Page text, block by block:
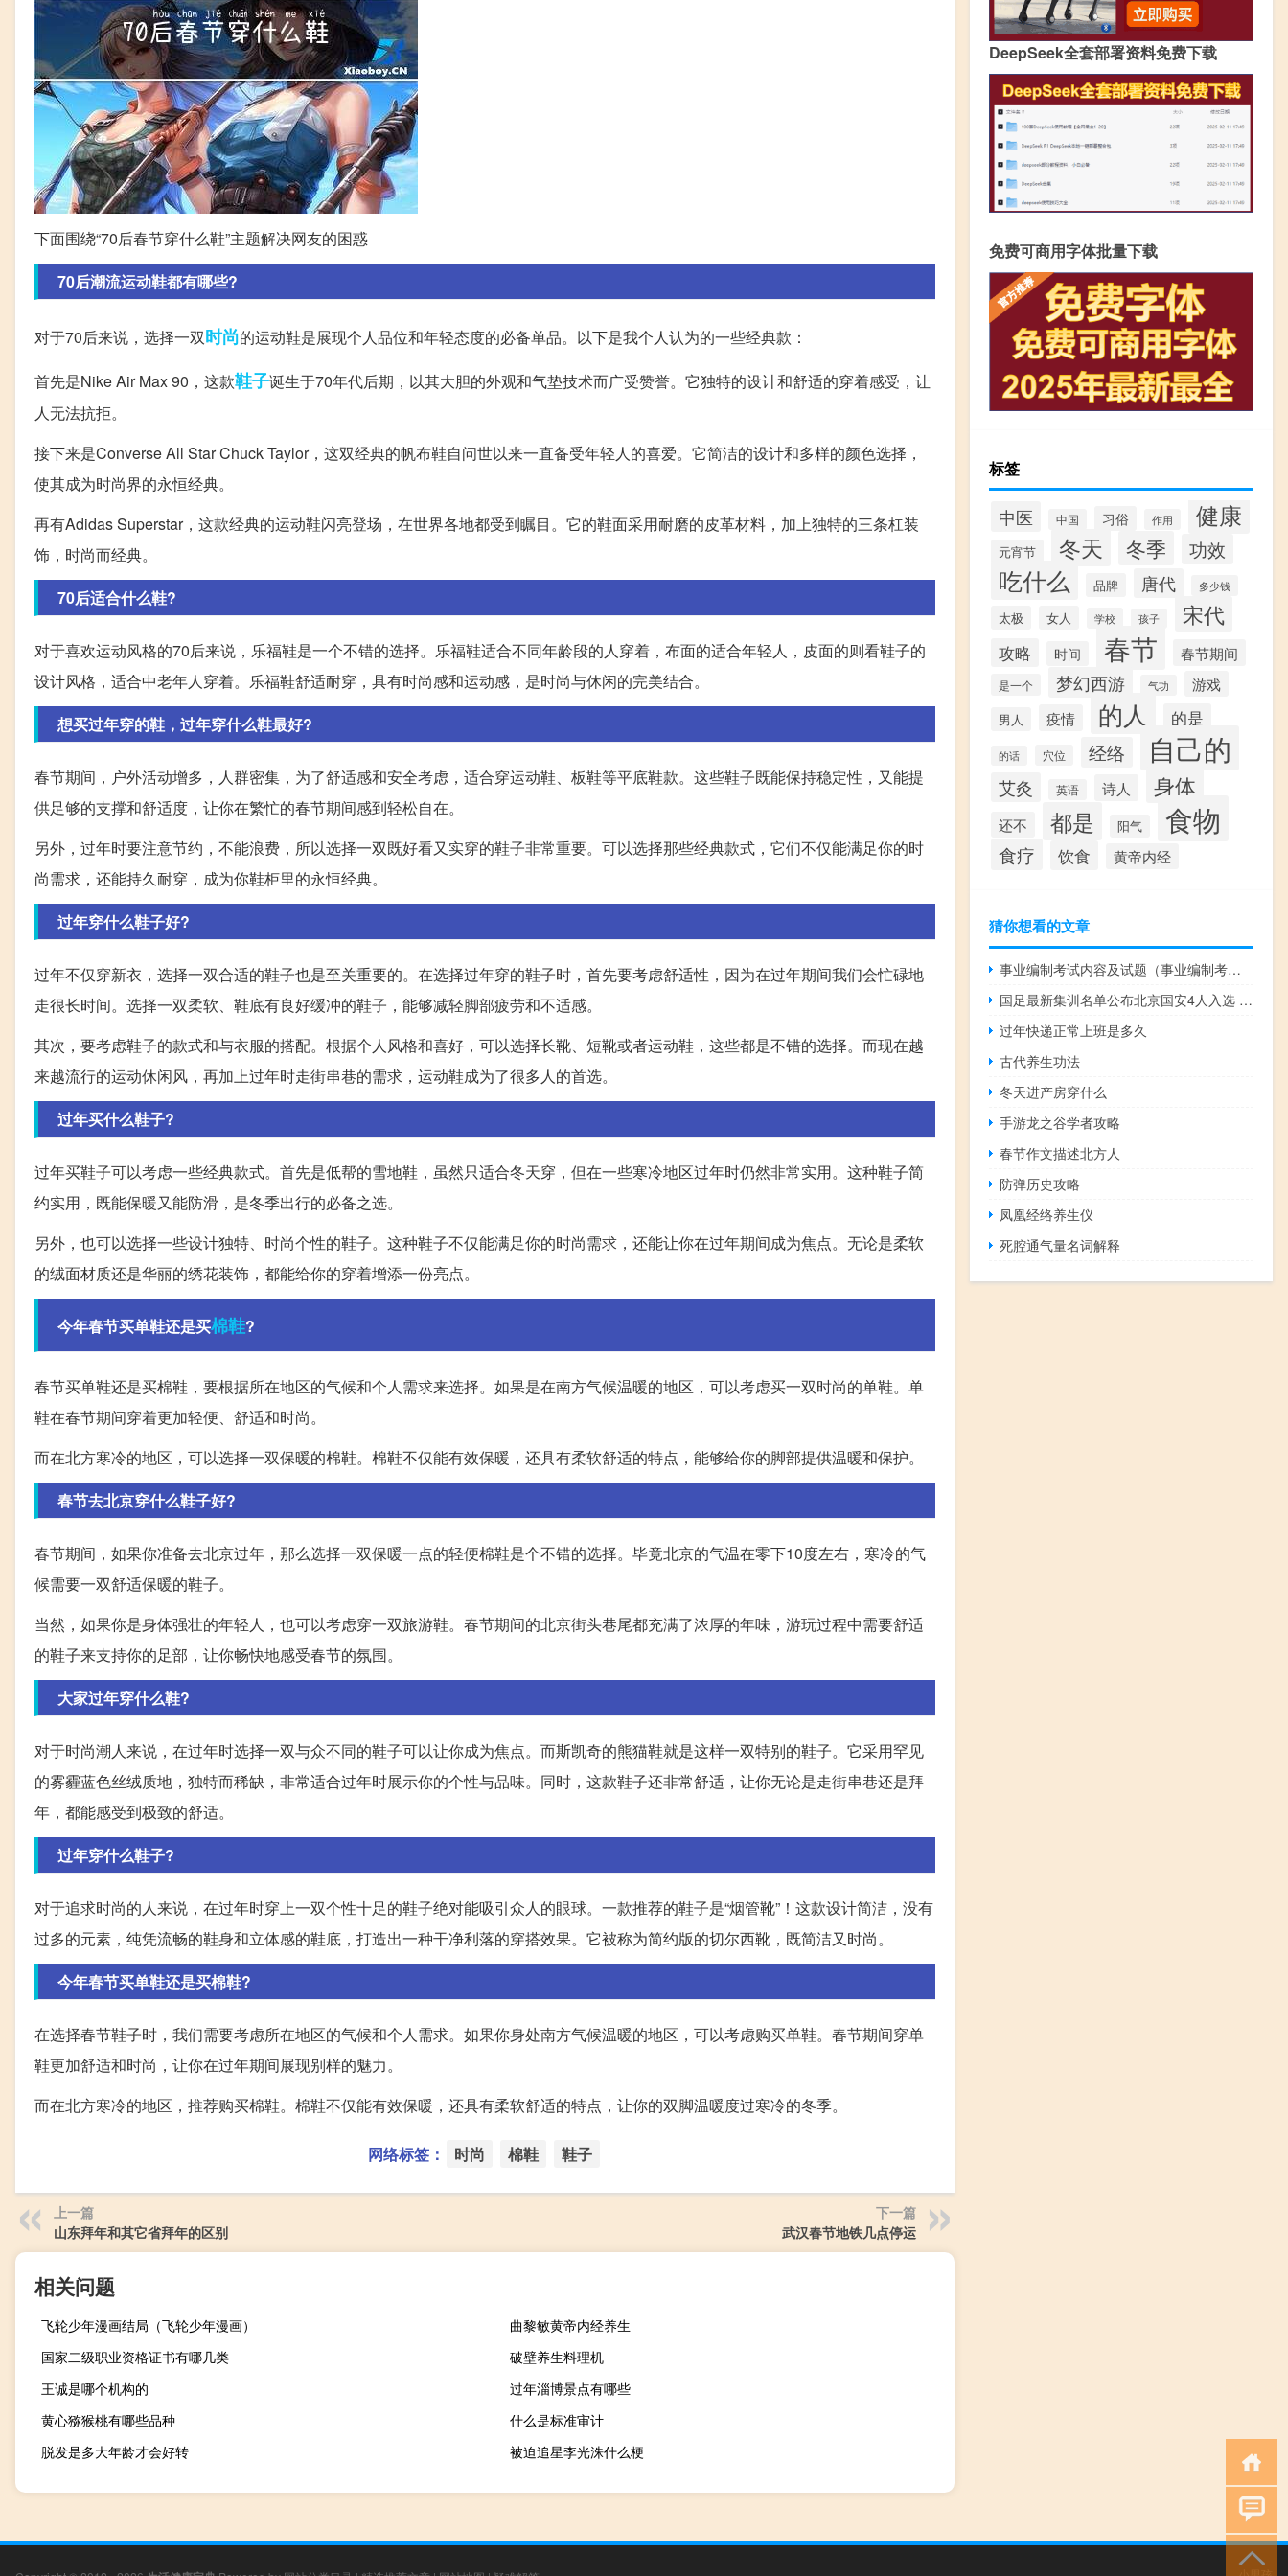
下面围绕“70后春节穿什么鞋”主题解决网友的困惑
70后潮流运动鞋都有哪些?
对于70后来说，选择一双时尚的运动鞋是展现个人品位和年轻态度的必备单品。以下是我个人认为的一些经典款：
首先是Nike Air Max 90，这款鞋子诞生于70年代后期，以其大胆的外观和气垫技术而广受赞誉。它独特的设计和舒适的穿着感受，让
人无法抗拒。
接下来是Converse All Star Chuck Taylor，这双经典的帆布鞋自问世以来一直备受年轻人的喜爱。它简洁的设计和多样的颜色选择，
使其成为时尚界的永恒经典。
再有Adidas Superstar，这款经典的运动鞋闪亮登场，在世界各地都受到瞩目。它的鞋面采用耐磨的皮革材料，加上独特的三条杠装
饰，时尚而经典。
70后适合什么鞋?
对于喜欢运动风格的70后来说，乐福鞋是一个不错的选择。乐福鞋适合不同年龄段的人穿着，布面的适合年轻人，皮面的则看鞋子的
设计风格，适合中老年人穿着。乐福鞋舒适耐穿，具有时尚感和运动感，是时尚与休闲的完美结合。
想买过年穿的鞋，过年穿什么鞋最好?
春节期间，户外活动增多，人群密集，为了舒适感和安全考虑，适合穿运动鞋、板鞋等平底鞋款。这些鞋子既能保持稳定性，又能提
供足够的支撑和舒适度，让你在繁忙的春节期间感到轻松自在。
另外，过年时要注意节约，不能浪费，所以选择一双既好看又实穿的鞋子非常重要。可以选择那些经典款式，它们不仅能满足你的时
尚需求，还能持久耐穿，成为你鞋柜里的永恒经典。
过年穿什么鞋子好?
过年不仅穿新衣，选择一双合适的鞋子也是至关重要的。在选择过年穿的鞋子时，首先要考虑舒适性，因为在过年期间我们会忙碌地
走很长时间。选择一双柔软、鞋底有良好缓冲的鞋子，能够减轻脚部疲劳和不适感。
其次，要考虑鞋子的款式和与衣服的搭配。根据个人风格和喜好，可以选择长靴、短靴或者运动鞋，这些都是不错的选择。而现在越
来越流行的运动休闲风，再加上过年时走街串巷的需求，运动鞋成为了很多人的首选。
过年买什么鞋子?
过年买鞋子可以考虑一些经典款式。首先是低帮的雪地鞋，虽然只适合冬天穿，但在一些寒冷地区过年时仍然非常实用。这种鞋子简
约实用，既能保暖又能防滑，是冬季出行的必备之选。
另外，也可以选择一些设计独特、时尚个性的鞋子。这种鞋子不仅能满足你的时尚需求，还能让你在过年期间成为焦点。无论是柔软
的绒面材质还是华丽的绣花装饰，都能给你的穿着增添一份亮点。
今年春节买单鞋还是买棉鞋?
春节买单鞋还是买棉鞋，要根据所在地区的气候和个人需求来选择。如果是在南方气候温暖的地区，可以考虑买一双时尚的单鞋。单
鞋在春节期间穿着更加轻便、舒适和时尚。
而在北方寒冷的地区，可以选择一双保暖的棉鞋。棉鞋不仅能有效保暖，还具有柔软舒适的特点，能够给你的脚部提供温暖和保护。
春节去北京穿什么鞋子好?
春节期间，如果你准备去北京过年，那么选择一双保暖一点的轻便棉鞋是个不错的选择。毕竟北京的气温在零下10度左右，寒冷的气
候需要一双舒适保暖的鞋子。
当然，如果你是身体强壮的年轻人，也可以考虑穿一双旅游鞋。春节期间的北京街头巷尾都充满了浓厚的年味，游玩过程中需要舒适
的鞋子来支持你的足部，让你畅快地感受春节的氛围。
大家过年穿什么鞋?
对于时尚潮人来说，在过年时选择一双与众不同的鞋子可以让你成为焦点。而斯凯奇的熊猫鞋就是这样一双特别的鞋子。它采用罕见
的雾霾蓝色丝绒质地，独特而稀缺，非常适合过年时展示你的个性与品味。同时，这款鞋子还非常舒适，让你无论是走街串巷还是拜
年，都能感受到极致的舒适。
过年穿什么鞋子?
对于追求时尚的人来说，在过年时穿上一双个性十足的鞋子绝对能吸引众人的眼球。一款推荐的鞋子是“烟管靴”！这款设计简洁，没有
过多的元素，纯凭流畅的鞋身和立体感的鞋底，打造出一种干净利落的穿搭效果。它被称为简约版的切尔西靴，既简洁又时尚。
今年春节买单鞋还是买棉鞋?
在选择春节鞋子时，我们需要考虑所在地区的气候和个人需求。如果你身处南方气候温暖的地区，可以考虑购买单鞋。春节期间穿单
鞋更加舒适和时尚，让你在过年期间展现别样的魅力。
而在北方寒冷的地区，推荐购买棉鞋。棉鞋不仅能有效保暖，还具有柔软舒适的特点，让你的双脚温暖度过寒冷的冬季。
网络标签： 时尚 棉鞋 鞋子
上一篇
山东拜年和其它省拜年的区别
下一篇
武汉春节地铁几点停运
相关问题
飞轮少年漫画结局（飞轮少年漫画）
曲黎敏黄帝内经养生
国家二级职业资格证书有哪几类
破壁养生料理机
王诚是哪个机构的
过年淄博景点有哪些
黄心猕猴桃有哪些品种
什么是标准审计
脱发是多大年龄才会好转
被迫追星李光洙什么梗
DeepSeek全套部署资料免费下载
免费可商用字体批量下载
标签
中医 中国 习俗 作用 健康
元宵节 冬天 冬季 功效
吃什么 品牌 唐代 多少钱
太极 女人 学校 孩子 宋代
攻略 时间 春节 春节期间
是一个 梦幻西游 气功 游戏
男人 疫情 的人 的是
的话 穴位 经络 自己的
艾灸 英语 诗人 身体
还不 都是 阳气 食物
食疗 饮食 黄帝内经
猜你想看的文章
事业编制考试内容及试题（事业编制考试内容）
国足最新集训名单公布北京国安4人入选 到底什么情况嘞
过年快递正常上班是多久
古代养生功法
冬天进产房穿什么
手游龙之谷学者攻略
春节作文描述北方人
防弹历史攻略
凤凰经络养生仪
死腔通气量名词解释